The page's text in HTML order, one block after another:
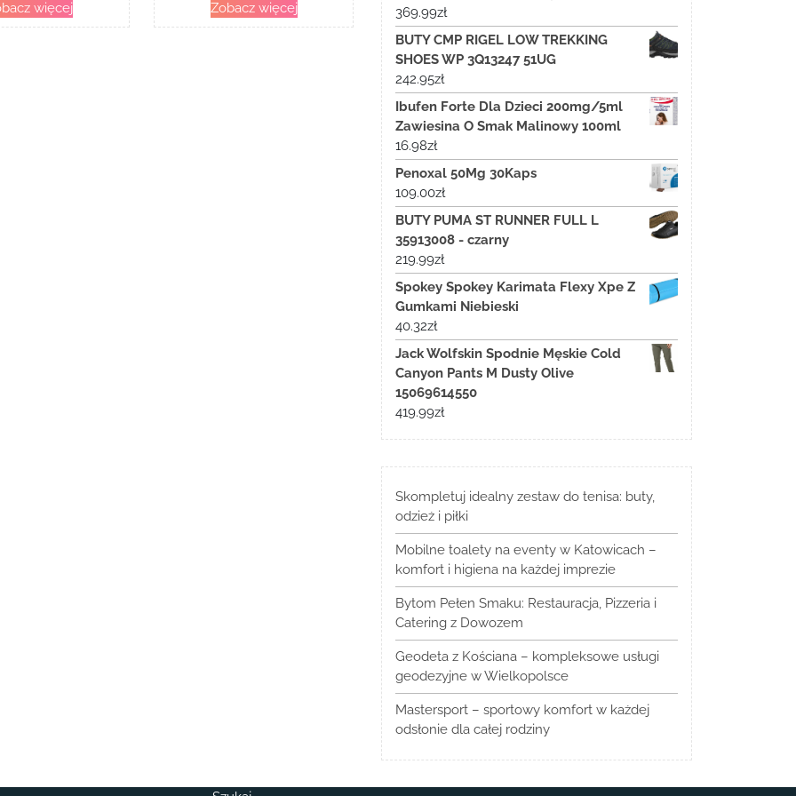
więcej
Zobacz więcej
369.99zł
BUTY CMP RIGEL LOW TREKKING
SHOES WP 3Q13247 51UG
242.95zł
Ibufen Forte Dla Dzieci 200mg/5ml
Zawiesina O Smak Malinowy 100ml
16.98zł
Penoxal 50Mg 30Kaps
109.00zł
BUTY PUMA ST RUNNER FULL L
35913008 - czarny
219.99zł
Spokey Spokey Karimata Flexy Xpe Z
Gumkami Niebieski
40.32zł
Jack Wolfskin Spodnie Męskie Cold
Canyon Pants M Dusty Olive
15069614550
419.99zł
Skompletuj idealny zestaw do tenisa: buty,
odzież i piłki
Mobilne toalety na eventy w Katowicach –
komfort i higiena na każdej imprezie
Bytom Pełen Smaku: Restauracja, Pizzeria i
Catering z Dowozem
Geodeta z Kościana – kompleksowe usługi
geodezyjne w Wielkopolsce
Mastersport – sportowy komfort w każdej
odsłonie dla całej rodziny